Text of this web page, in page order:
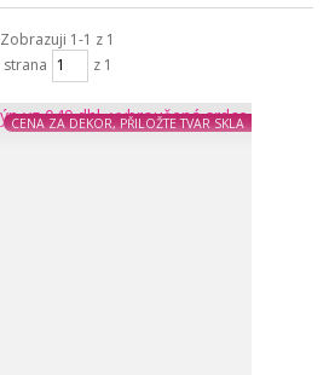
Zobrazuji 1-1 z 1
strana
z 1
CENA ZA DEKOR, PŘILOŽTE TVAR SKLA